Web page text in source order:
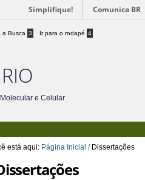
Simplifique! Comunica BR
a Busca 3 Ir para o rodapé 4
e Celular
está aqui: Página Inicial / Dissertações